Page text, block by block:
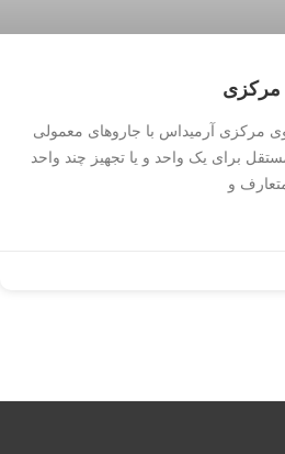
مرکزی
مرکزی آرمیداس با جاروهای معمولی
مستقل برای یک واحد و یا تجهیز چند واحد
و